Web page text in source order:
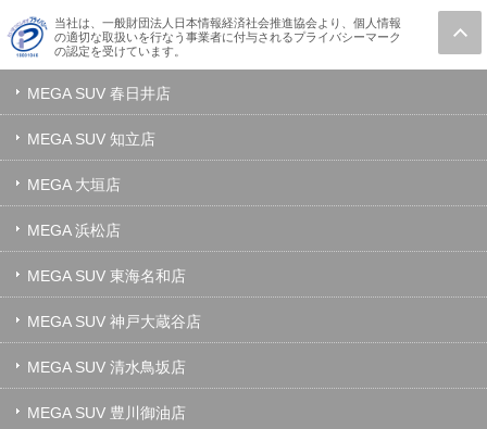
当社は、一般財団法人日本情報経済社会推進協会より、個人情報
の適切な取扱いを行なう事業者に付与されるプライバシーマーク
の認定を受けています。
MEGA SUV 春日井店
MEGA SUV 知立店
MEGA 大垣店
MEGA 浜松店
MEGA SUV 東海名和店
MEGA SUV 神戸大蔵谷店
MEGA SUV 清水鳥坂店
MEGA SUV 豊川御油店